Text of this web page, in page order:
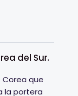
del Sur.
que
la portera